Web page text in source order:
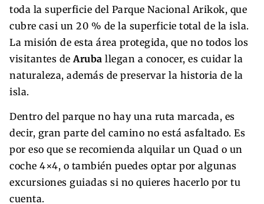
toda la superficie del Parque Nacional Arikok, que
cubre casi un 20 % de la superficie total de la isla.
La misión de esta área protegida, que no todos los
visitantes deAruba llegan a conocer, es cuidar la
naturaleza, además de preservar la historia de la
isla.
Dentro del parque no hay una ruta marcada, es
decir, gran parte del camino no está asfaltado. Es
por eso que se recomienda alquilar un Quad o un
coche 4×4, o también puedes optar por algunas
excursiones guiadas si no quieres hacerlo por tu
cuenta.